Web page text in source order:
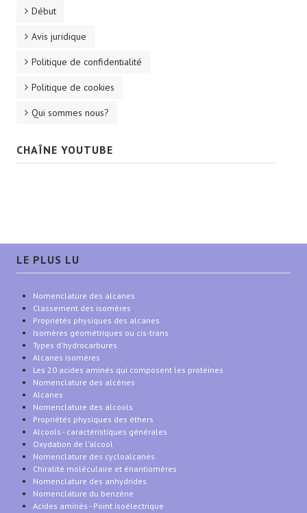
Début
Avis juridique
Politique de confidentialité
Politique de cookies
Qui sommes nous?
CHAÎNE YOUTUBE
LE PLUS LU
Nomenclature des alcanes
Classement des isomères
Propriétés physiques des alcanes
Isomères géométriques ou cis-trans
Types d'hydrocarbures
Alcanes isomères
Les 20 acides aminés qui composent les protéines
Nomenclature des alcènes
Alcanes
Nomenclature des alcools
Propriétés physiques des éthers
Alcools - caractéristiques générales
Oxydation de l'alcool
Nomenclature des cycloalcanes
Chiralité moléculaire et énantiomères
Nomenclature des anhydrides
Nomenclature du benzène
Acides aminés - Point isoélectrique